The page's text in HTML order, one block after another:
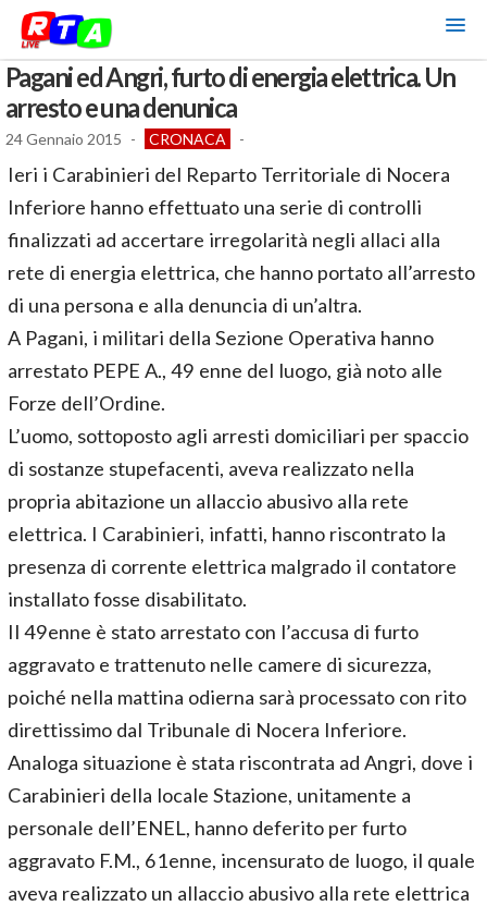
Pagani ed Angri, furto di energia elettrica. Un
arresto e una denunica
24 Gennaio 2015 - CRONACA -
Ieri i Carabinieri del Reparto Territoriale di Nocera
Inferiore hanno effettuato una serie di controlli
finalizzati ad accertare irregolarità negli allaci alla
rete di energia elettrica, che hanno portato all’arresto
di una persona e alla denuncia di un’altra.
A Pagani, i militari della Sezione Operativa hanno
arrestato PEPE A., 49 enne del luogo, già noto alle
Forze dell’Ordine.
L’uomo, sottoposto agli arresti domiciliari per spaccio
di sostanze stupefacenti, aveva realizzato nella
propria abitazione un allaccio abusivo alla rete
elettrica. I Carabinieri, infatti, hanno riscontrato la
presenza di corrente elettrica malgrado il contatore
installato fosse disabilitato.
Il 49enne è stato arrestato con l’accusa di furto
aggravato e trattenuto nelle camere di sicurezza,
poiché nella mattina odierna sarà processato con rito
direttissimo dal Tribunale di Nocera Inferiore.
Analoga situazione è stata riscontrata ad Angri, dove i
Carabinieri della locale Stazione, unitamente a
personale dell’ENEL, hanno deferito per furto
aggravato F.M., 61enne, incensurato de luogo, il quale
aveva realizzato un allaccio abusivo alla rete elettrica